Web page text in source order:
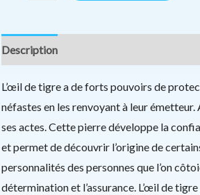
Description
L’œil de tigre a de forts pouvoirs de
néfastes en les renvoyant à leur
ses actes. Cette pierre développe la
et permet de découvrir l’origine de
personnalités des personnes que l’on
détermination et l’assurance. L’œil de